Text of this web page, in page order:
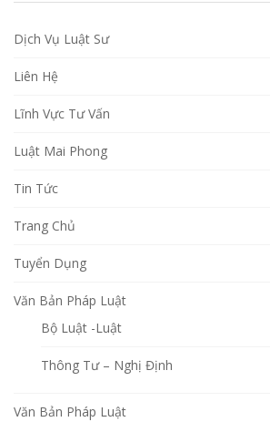
Dịch Vụ Luật Sư
Liên Hệ
Lĩnh Vực Tư Vấn
Luật Mai Phong
Tin Tức
Trang Chủ
Tuyển Dụng
Văn Bản Pháp Luật
Bộ Luật -Luật
Thông Tư – Nghị Định
Văn Bản Pháp Luật